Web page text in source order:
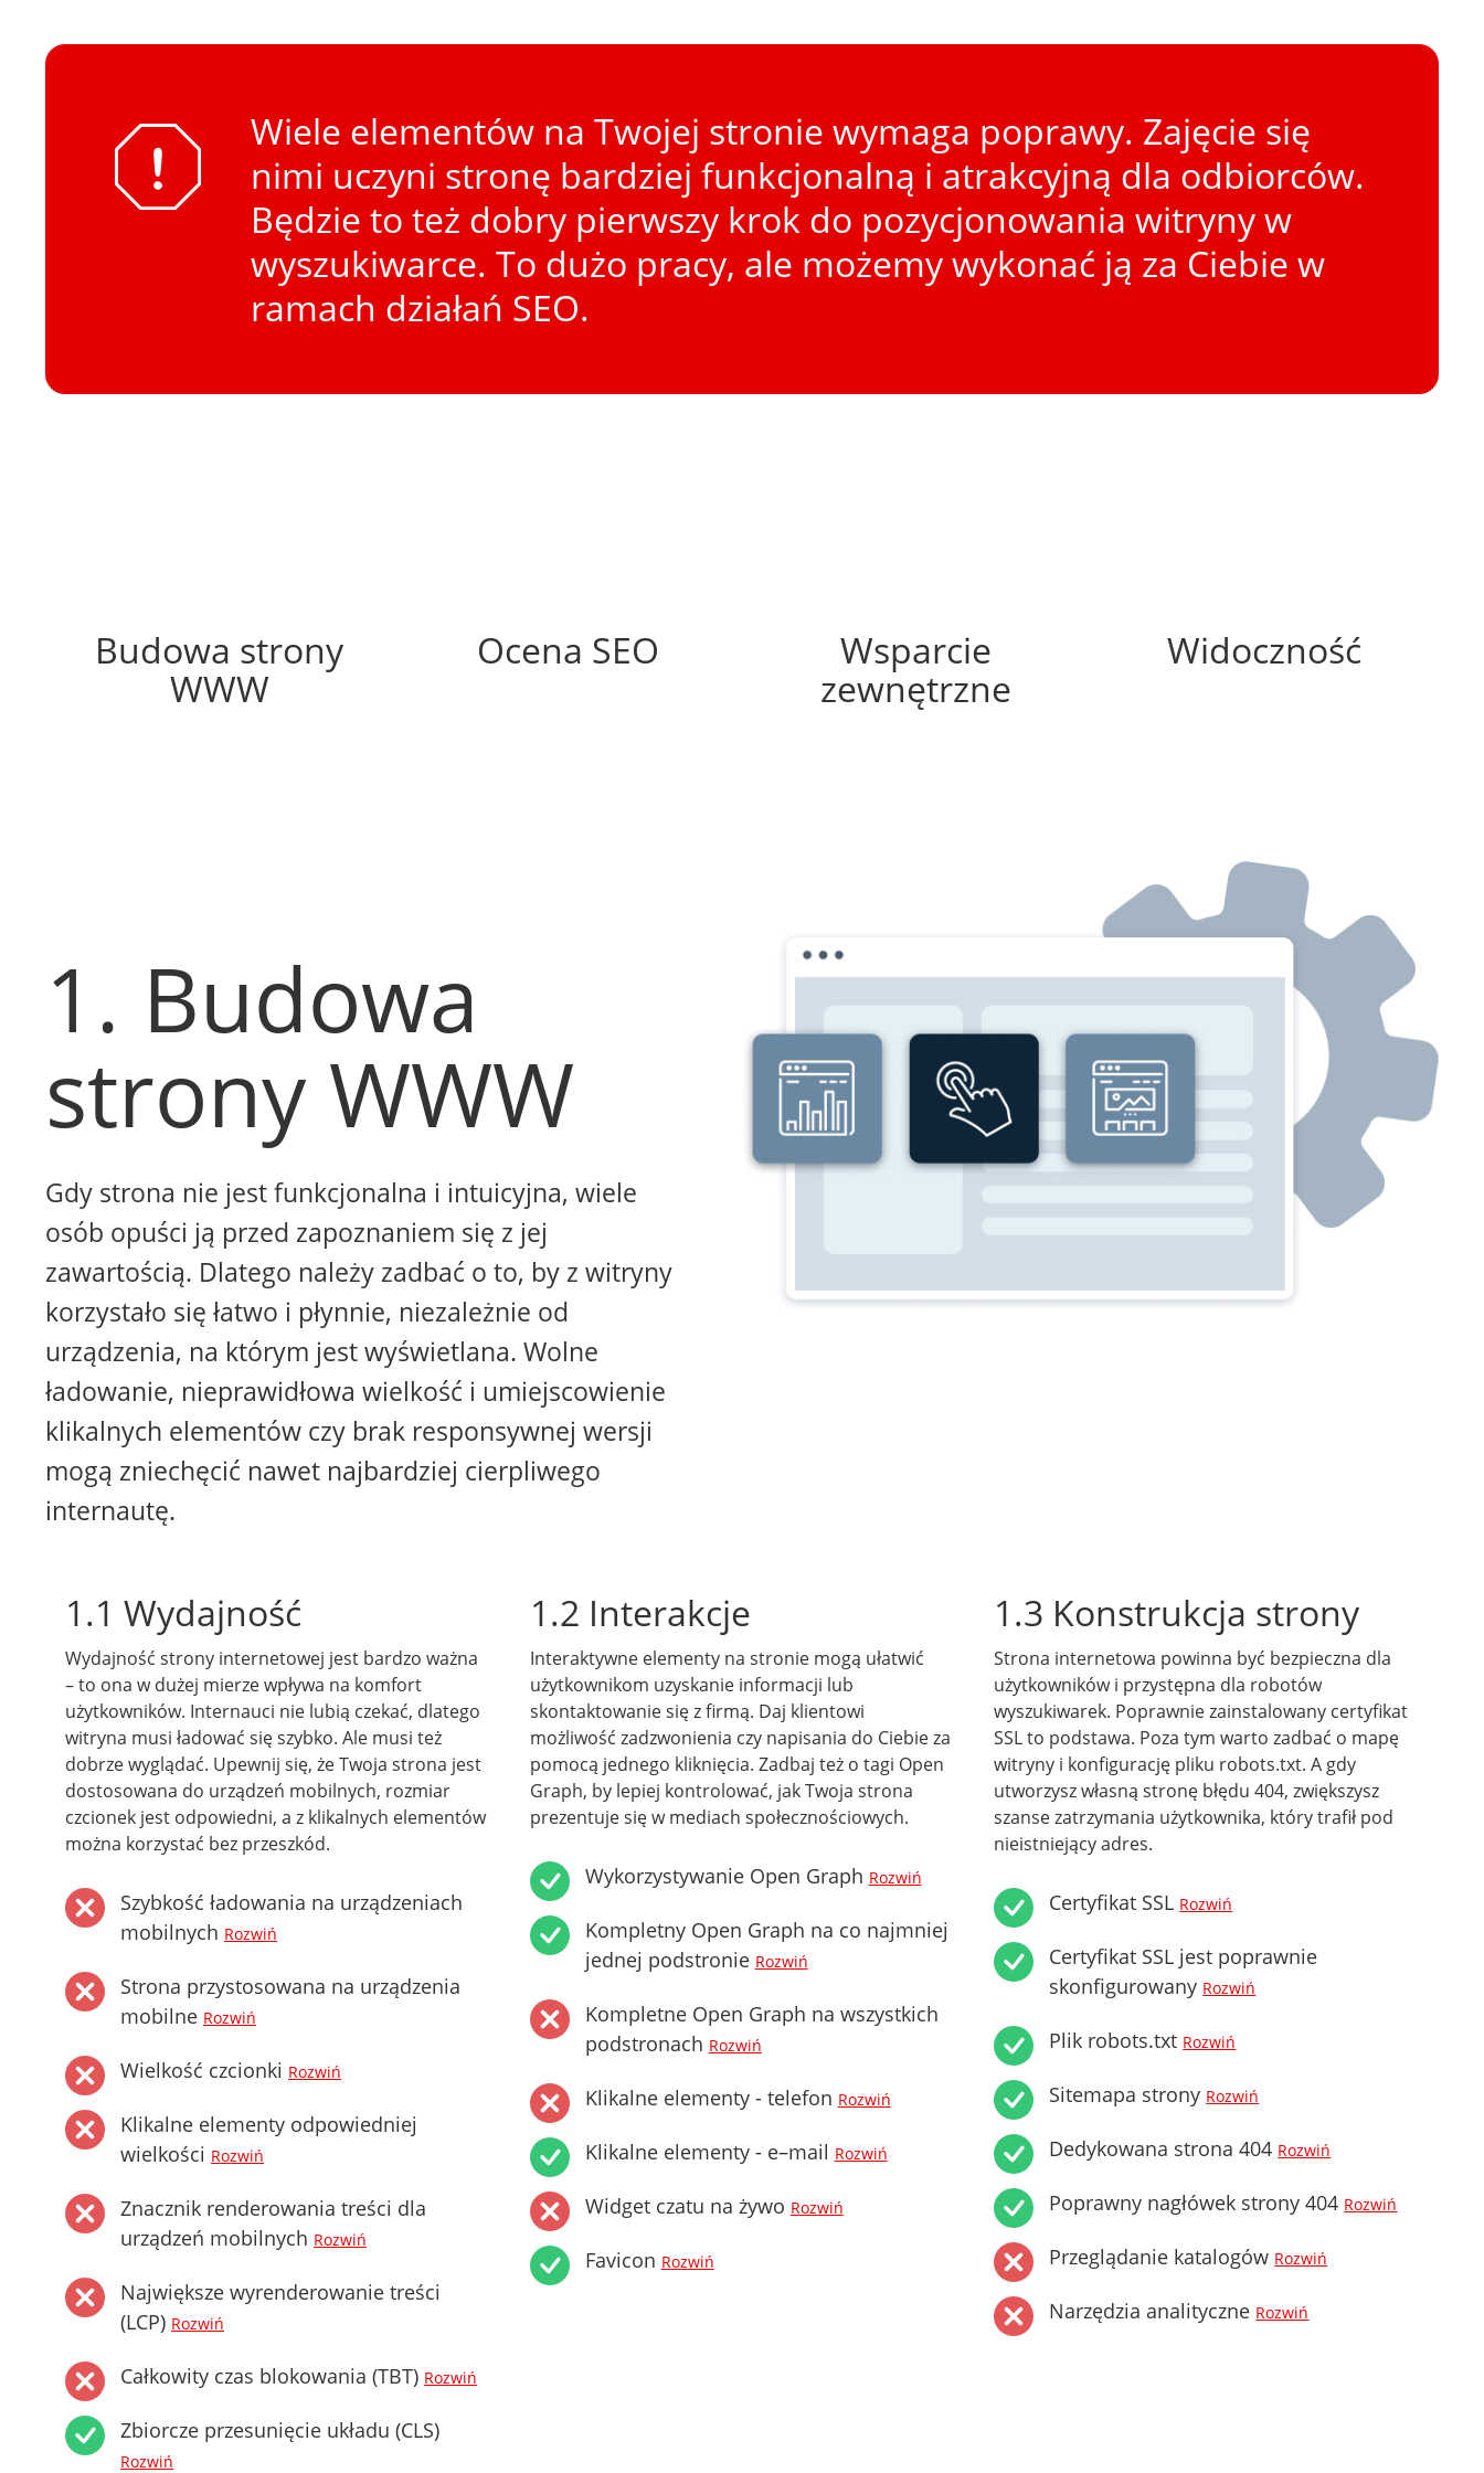
Wiele elementów na Twojej stronie wymaga poprawy. Zajęcie się
nimi uczyni stronę bardziej funkcjonalną i atrakcyjną dla odbiorców.
Będzie to też dobry pierwszy krok do pozycjonowania witryny w
wyszukiwarce. To dużo pracy, ale możemy wykonać ją za Ciebie w
ramach działań SEO.
Budowa strony
WWW
Ocena SEO
Wsparcie
zewnętrzne
Widoczność
1. Budowa
strony WWW
Gdy strona nie jest funkcjonalna i intuicyjna, wiele
osób opuści ją przed zapoznaniem się z jej
zawartością. Dlatego należy zadbać o to, by z witryny
korzystało się łatwo i płynnie, niezależnie od
urządzenia, na którym jest wyświetlana. Wolne
ładowanie, nieprawidłowa wielkość i umiejscowienie
klikalnych elementów czy brak responsywnej wersji
mogą zniechęcić nawet najbardziej cierpliwego
internautę.
1.1 Wydajność
Wydajność strony internetowej jest bardzo ważna
– to ona w dużej mierze wpływa na komfort
użytkowników. Internauci nie lubią czekać, dlatego
witryna musi ładować się szybko. Ale musi też
dobrze wyglądać. Upewnij się, że Twoja strona jest
dostosowana do urządzeń mobilnych, rozmiar
czcionek jest odpowiedni, a z klikalnych elementów
można korzystać bez przeszkód.
Szybkość ładowania na urządzeniach
mobilnych Rozwiń
Strona przystosowana na urządzenia
mobilne Rozwiń
Wielkość czcionki Rozwiń
Klikalne elementy odpowiedniej
wielkości Rozwiń
Znacznik renderowania treści dla
urządzeń mobilnych Rozwiń
Największe wyrenderowanie treści
(LCP) Rozwiń
Całkowity czas blokowania (TBT) Rozwiń
Zbiorcze przesunięcie układu (CLS)
Rozwiń
1.2 Interakcje
Interaktywne elementy na stronie mogą ułatwić
użytkownikom uzyskanie informacji lub
skontaktowanie się z firmą. Daj klientowi
możliwość zadzwonienia czy napisania do Ciebie za
pomocą jednego kliknięcia. Zadbaj też o tagi Open
Graph, by lepiej kontrolować, jak Twoja strona
prezentuje się w mediach społecznościowych.
Wykorzystywanie Open Graph Rozwiń
Kompletny Open Graph na co najmniej
jednej podstronie Rozwiń
Kompletne Open Graph na wszystkich
podstronach Rozwiń
Klikalne elementy - telefon Rozwiń
Klikalne elementy - e–mail Rozwiń
Widget czatu na żywo Rozwiń
Favicon Rozwiń
1.3 Konstrukcja strony
Strona internetowa powinna być bezpieczna dla
użytkowników i przystępna dla robotów
wyszukiwarek. Poprawnie zainstalowany certyfikat
SSL to podstawa. Poza tym warto zadbać o mapę
witryny i konfigurację pliku robots.txt. A gdy
utworzysz własną stronę błędu 404, zwiększysz
szanse zatrzymania użytkownika, który trafił pod
nieistniejący adres.
Certyfikat SSL Rozwiń
Certyfikat SSL jest poprawnie
skonfigurowany Rozwiń
Plik robots.txt Rozwiń
Sitemapa strony Rozwiń
Dedykowana strona 404 Rozwiń
Poprawny nagłówek strony 404 Rozwiń
Przeglądanie katalogów Rozwiń
Narzędzia analityczne Rozwiń